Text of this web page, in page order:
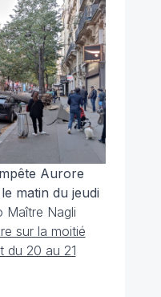
Aurore
matin du jeudi
Maître Nagli
sur la moitié
du 20 au 21